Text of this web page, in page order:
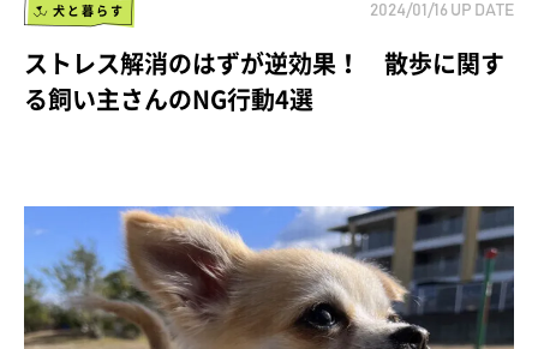
犬と暮らす 2024/01/16 UP DATE
ストレス解消のはずが逆効果！ 散歩に関す
る飼い主さんのNG行動4選